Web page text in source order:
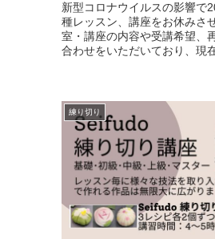
新型コロナウイルスの影響で
種レッスン、講座をお休みさ
室・講座の内容や受講希望、
合わせをいただいており、現
練り切り